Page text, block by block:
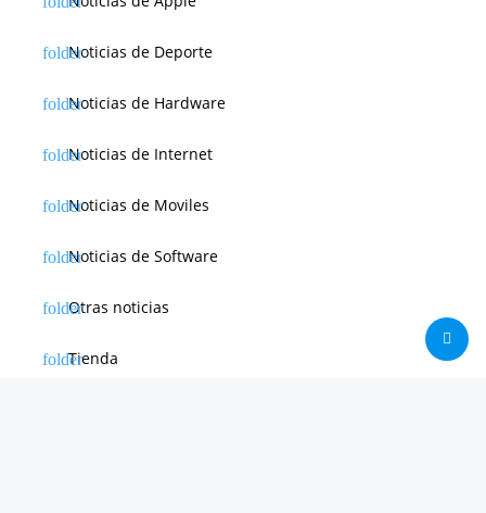
Noticias de Deporte
Noticias de Hardware
Noticias de Internet
Noticias de Moviles
Noticias de Software
Otras noticias
Tienda